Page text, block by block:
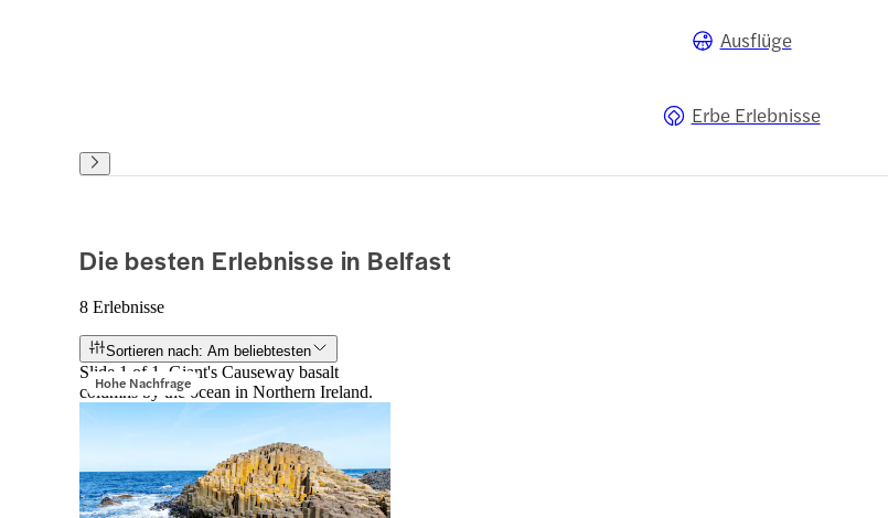
Ausflüge
Erbe Erlebnisse
Die besten Erlebnisse in Belfast
8 Erlebnisse
Sortieren nach: Am beliebtesten
Hohe Nachfrage
Slide 1 of 1, Giant's Causeway basalt
columns by the ocean in Northern Ireland.